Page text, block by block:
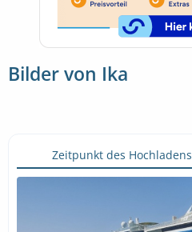
Bilder von Ika
Zeitpunkt des Hochladens